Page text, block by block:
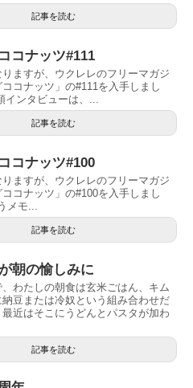
記事を読む
コナッツ#111
りますが、ウクレレのフリーマガジ
コナッツ」の#111を入手しまし
インタビューは、...
記事を読む
コナッツ#100
りますが、ウクレレのフリーマガジ
コナッツ」の#100を入手しまし
メモ...
記事を読む
朝の愉しみに
、わたしの朝食は玄米ごはん、キム
豆または冷奴という組み合わせだ
近はそこにうどんとパスタが加わ
記事を読む